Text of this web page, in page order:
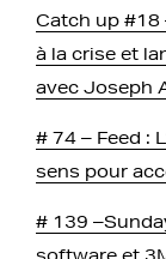
Catch up #18
à la crise et
avec Joseph
# 74 – Feed :
sens pour
# 139